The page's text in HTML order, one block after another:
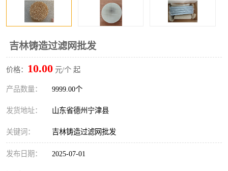
吉林铸造过滤网批发
价格： 10.00 元/个 起
产品数量： 9999.00个
发货地址： 山东省德州宁津县
关键词： 吉林铸造过滤网批发
发布日期： 2025-07-01